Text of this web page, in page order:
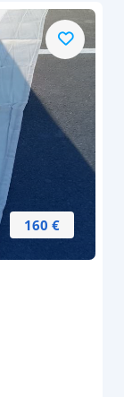
160 €